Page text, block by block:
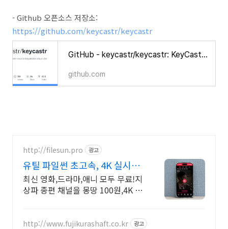
- Github 오픈소스 저장소:
https://github.com/keycastr/keycastr
GitHub - keycastr/keycastr: KeyCastr, an open-source keystroke visualizer
github.com
http://filesun.pro 광고
유틸 파일썬 초고속, 4K 실시간
보기!
최신 영화,드라마,애니 모두 무료!지
상파 종편 채널을 몽땅 100원,4K 스
http://www.fujikurashaft.co.kr 광고